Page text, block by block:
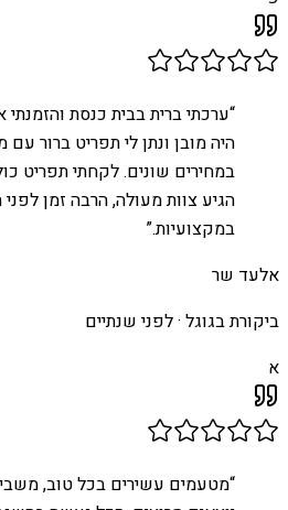
“ערכתי ברית בבית כנסת והזמנתי
היה מובן ונתן לי תפריט ברור
במחירים שונים. לקחתי תפריט
הגיע צוות מעולה, הרבה זמן
במקצועיות.”
אלעד שר
ביקורת בגוגל ·לפני שנתיים
א
“מטעמים עשירים בכל טוב,